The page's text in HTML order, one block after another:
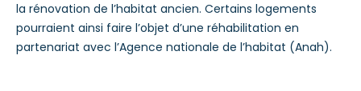
la rénovation de l’habitat ancien. Certains logements
pourraient ainsi faire l’objet d’une réhabilitation en
partenariat avec l’Agence nationale de l’habitat (Anah).